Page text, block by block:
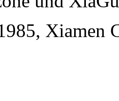
Xiamen